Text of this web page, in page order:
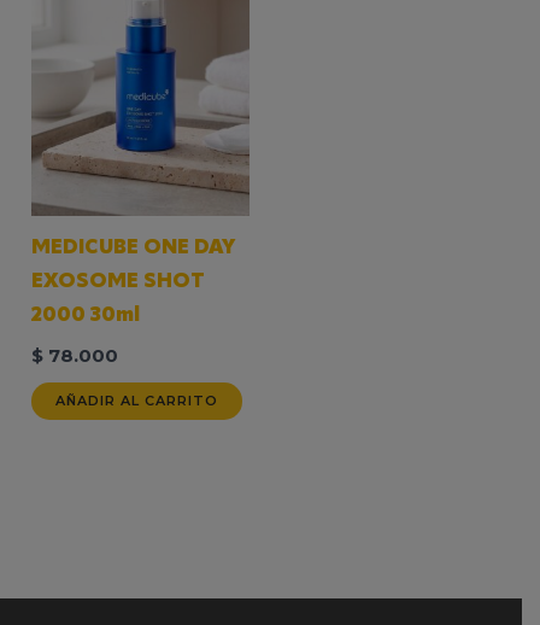
MEDICUBE ONE DAY
EXOSOME SHOT
2000 30ml
$ 78.000
AÑADIR AL CARRITO